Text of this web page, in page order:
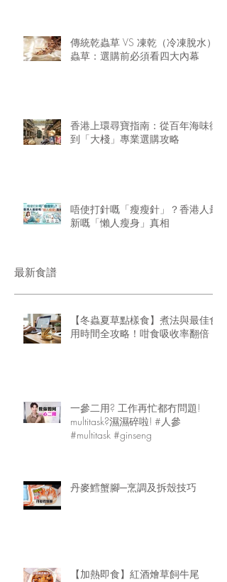
傳統乾蟲草 VS 凍乾（冷凍脫水）
蟲草：選購前必須看四大內幕
香港上環尋寶指南：從百年海味街
到「大棧」專業選購攻略
唔使打針嘅「瘦瘦針」？香港人最
新嘅「懶人瘦身」真相
最新食譜
【冬蟲夏草點樣食】煮法與最佳食
用時間全攻略！咁食吸收率翻倍
一參二用? 工作再忙都冇問題!
multitask?濕濕碎啦! #人參
#multitask #ginseng
丹麥鱈蟹腳─烹調及拆殼技巧
【加熱即食】紅酒燴草飼牛尾